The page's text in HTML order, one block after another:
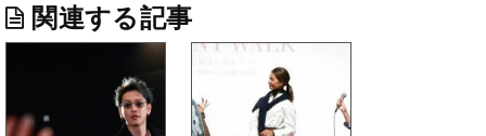
関連する記事